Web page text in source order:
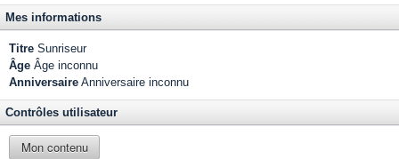
Mes informations
Titre Sunriseur
Âge Âge inconnu
Anniversaire Anniversaire inconnu
Contrôles utilisateur
Mon contenu